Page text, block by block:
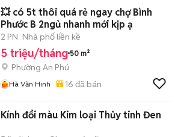
💥 có 5t thôi quá rẻ ngay chợ Bình
Phước B 2ngủ nhanh mới kịp ạ
2 PN Nhà phố liền kề
5 triệu/tháng 50 m²
Phường An Phú
Hà Văn Hinh 16 đã bán
Kính đổi màu Kim loại Thủy tinh Đen